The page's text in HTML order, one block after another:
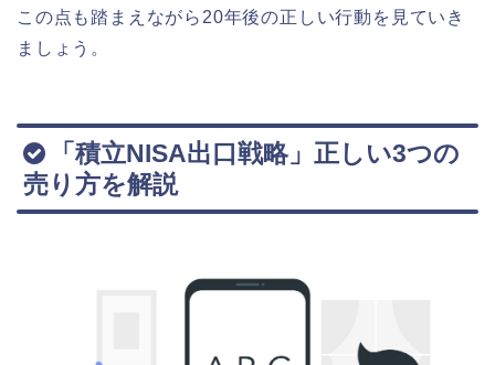
この点も踏まえながら20年後の正しい行動を見ていき
ましょう。
「積立NISA出口戦略」正しい3つの
売り方を解説